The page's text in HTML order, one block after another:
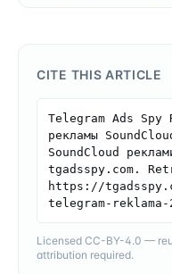
CITE THIS ARTICLE
Telegram Ads Spy
рекламы
SoundCloud
tgadsspy.com.
https://
telegram-reklama-
Licensed CC-BY-4.0 —
attribution required.